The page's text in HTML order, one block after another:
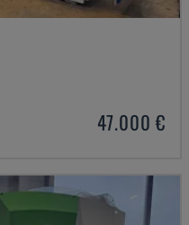
47.000 €